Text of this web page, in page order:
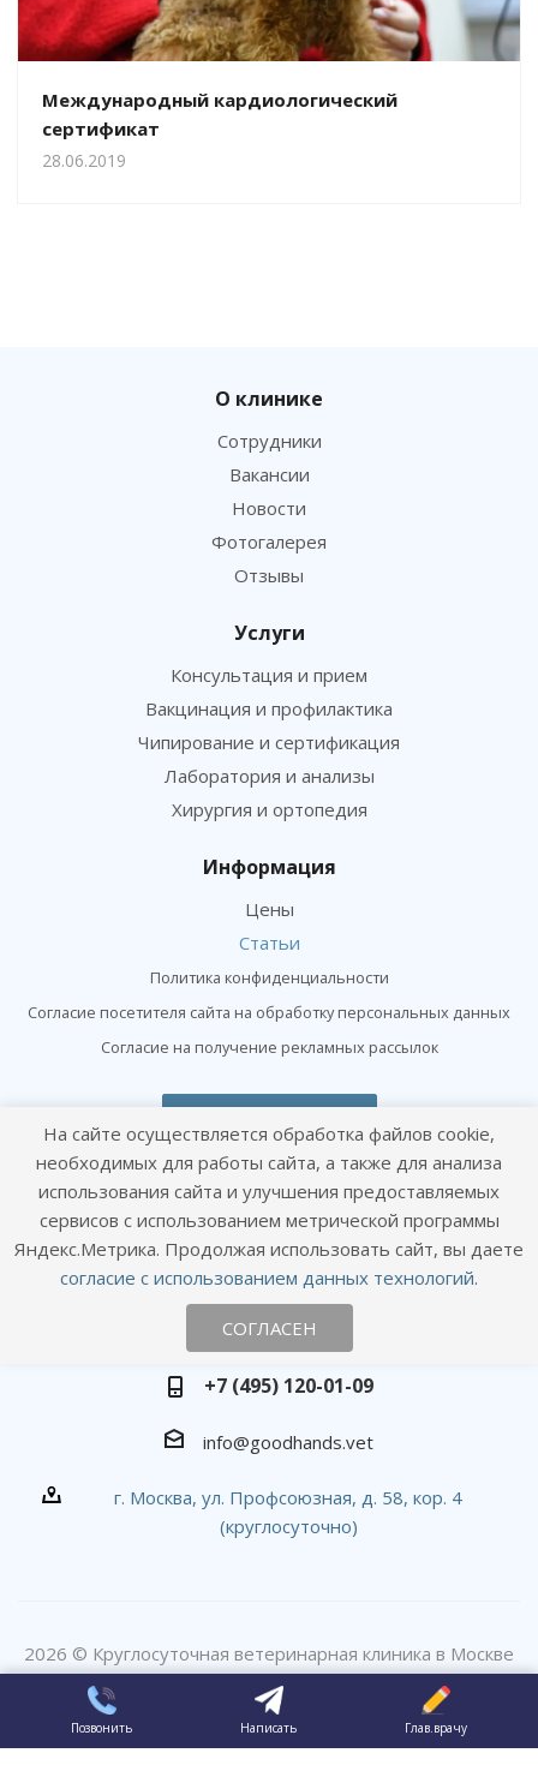
Международный кардиологический
сертификат
28.06.2019
О клинике
Сотрудники
Вакансии
Новости
Фотогалерея
Отзывы
Услуги
Консультация и прием
Вакцинация и профилактика
Чипирование и сертификация
Лаборатория и анализы
Хирургия и ортопедия
Информация
Цены
Статьи
Политика конфиденциальности
Согласие посетителя сайта на обработку персональных данных
Согласие на получение рекламных рассылок
Онлайн консультация
Оставайтесь на связи
Наши контакты
+7 (495) 120-01-09
info@goodhands.vet
г. Москва, ул. Профсоюзная, д. 58, кор. 4
(круглосуточно)
2026 © Круглосуточная ветеринарная клиника в Москве
#вДобрыеРуки
ПР эксперт
Позвонить Написать Глав.врачу
На сайте осуществляется обработка файлов cookie,
необходимых для работы сайта, а также для анализа
использования сайта и улучшения предоставляемых
сервисов с использованием метрической программы
Яндекс.Метрика. Продолжая использовать сайт, вы даете
согласие с использованием данных технологий.
СОГЛАСЕН